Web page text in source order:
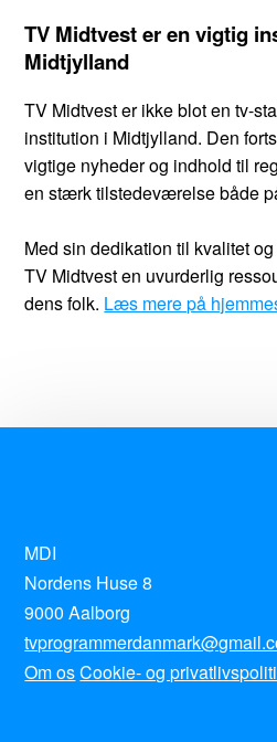
TV Midtvest er en vigtig
Midtjylland
TV Midtvest er ikke blot en tv-
institution i Midtjylland. Den
vigtige nyheder og indhold til
en stærk tilstedeværelse både
Med sin dedikation til kvalitet
TV Midtvest en uvurderlig
dens folk. Læs mere på
MDI
Nordens Huse 8
9000 Aalborg
Om osCookie- og